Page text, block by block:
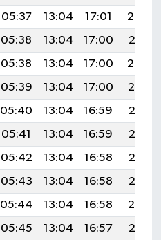
05:37 13:04 17:01
20:22
05:38 13:04 17:00
20:21
05:38 13:04 17:00
20:20
05:39 13:04 17:00
20:19
05:40 13:04 16:59
20:18
05:41 13:04 16:59
20:17
05:42 13:04 16:58
20:16
05:43 13:04 16:58
20:15
05:44 13:04 16:58
20:14
05:45 13:04 16:57
20:12